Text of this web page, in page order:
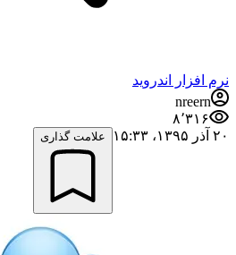
نرم افزار اندروید
nreern
۸٬۳۱۶
۲۰ آذر ۱۳۹۵،‏ ۱۵:۳۳
علامت گذاری